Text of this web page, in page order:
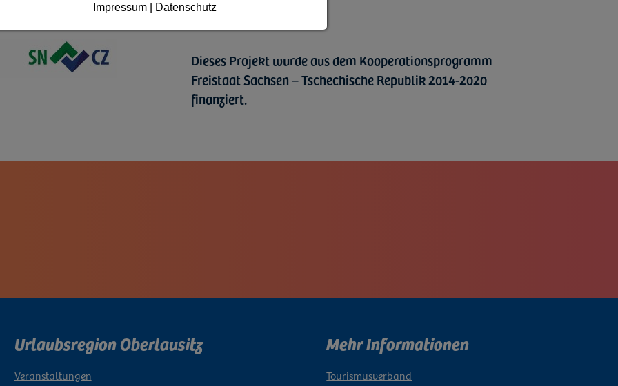
Dieses Projekt wurde aus dem Kooperationsprogramm
Freistaat Sachsen – Tschechische Republik 2014-2020
finanziert.
Urlaubsregion Oberlausitz
Veranstaltungen
Mehr Informationen
Tourismusverband
Impressum| Datenschutz